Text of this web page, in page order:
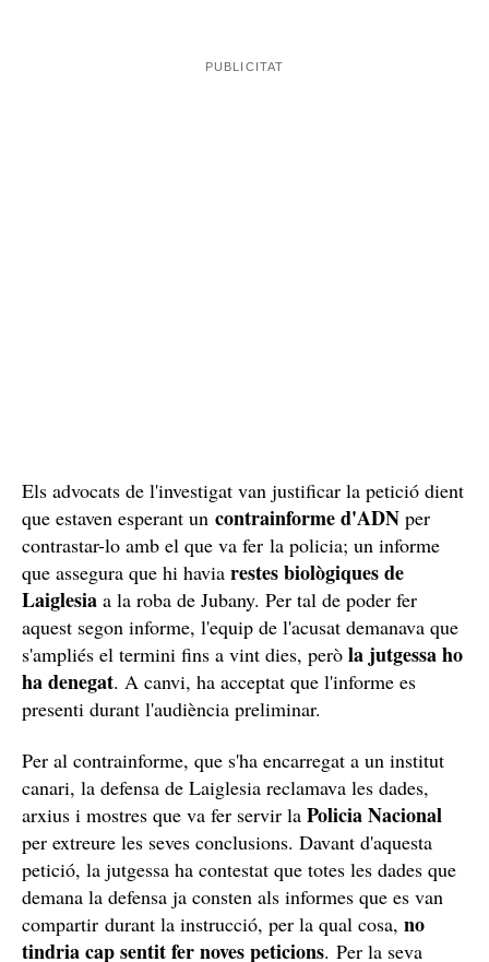
Els advocats de l'investigat van justificar la petició dient
que estaven esperant un contrainforme d'ADN per
contrastar-lo amb el que va fer la policia; un informe
que assegura que hi havia restes biològiques de
Laiglesia a la roba de Jubany. Per tal de poder fer
aquest segon informe, l'equip de l'acusat demanava que
s'ampliés el termini fins a vint dies, però la jutgessa ho
ha denegat. A canvi, ha acceptat que l'informe es
presenti durant l'audiència preliminar.
Per al contrainforme, que s'ha encarregat a un institut
canari, la defensa de Laiglesia reclamava les dades,
arxius i mostres que va fer servir la Policia Nacional
per extreure les seves conclusions. Davant d'aquesta
petició, la jutgessa ha contestat que totes les dades que
demana la defensa ja consten als informes que es van
compartir durant la instrucció, per la qual cosa, no
tindria cap sentit fer noves peticions. Per la seva